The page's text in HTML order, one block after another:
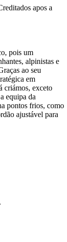
apos a
pois um
alpinistas e
ao seu
em
criámos, exceto
equipa da
pontos frios, como
ajustável para